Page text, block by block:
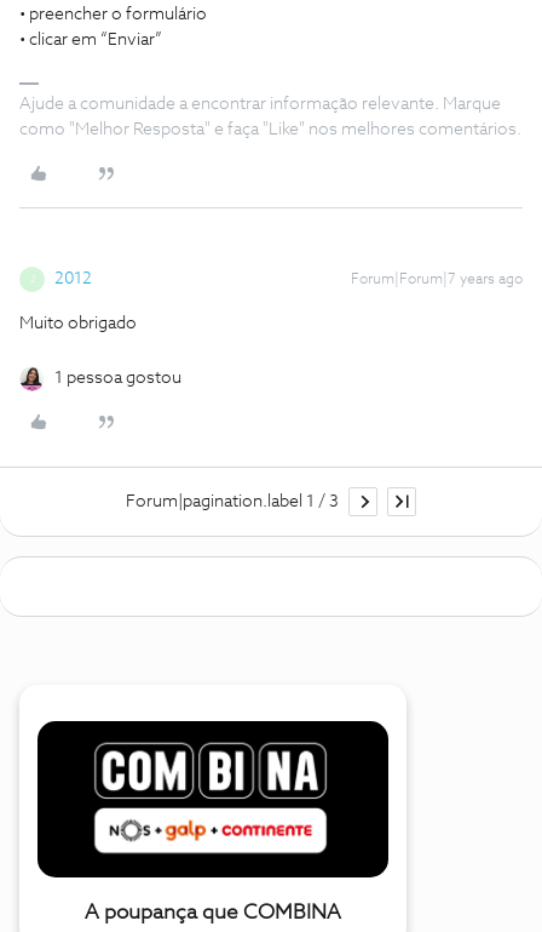
• preencher o formulário
• clicar em “Enviar”
Ajude a comunidade a encontrar informação relevante. Marque
como "Melhor Resposta" e faça "Like" nos melhores comentários.
2 2012 Forum|Forum|7 years ago
Muito obrigado
1 pessoa gostou
Forum|pagination.label 1 / 3
A poupança que COMBINA